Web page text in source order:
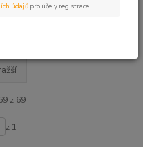
z 69
z 1
údajů pro účely registrace.